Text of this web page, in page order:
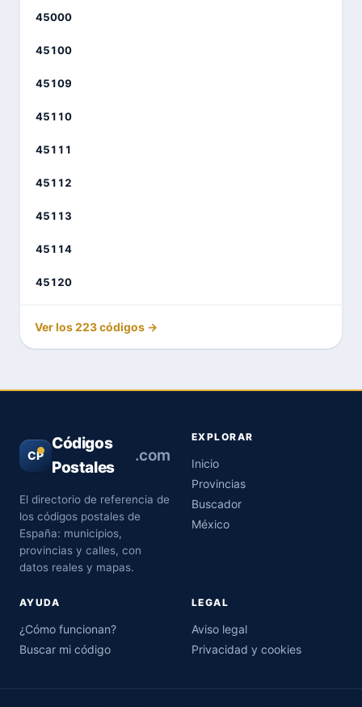
45000
45100
45109
45110
45111
45112
45113
45114
45120
Ver los 223 códigos →
CP
Códigos
Postales
.com
El directorio de referencia de
los códigos postales de
España: municipios,
provincias y calles, con
datos reales y mapas.
EXPLORAR
Inicio
Provincias
Buscador
México
AYUDA
¿Cómo funcionan?
Buscar mi código
LEGAL
Aviso legal
Privacidad y cookies